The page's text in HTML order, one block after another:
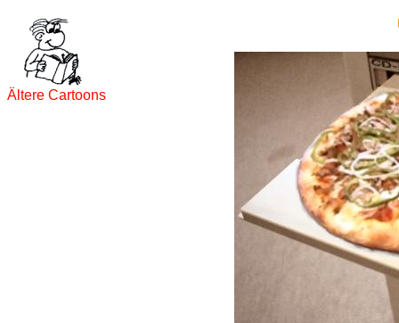
Ältere Cartoons